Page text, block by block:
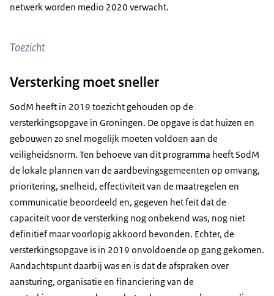
netwerk worden medio 2020 verwacht.
Toezicht
Versterking moet sneller
SodM heeft in 2019 toezicht gehouden op de
versterkingsopgave in Groningen. De opgave is dat huizen en
gebouwen zo snel mogelijk moeten voldoen aan de
veiligheidsnorm. Ten behoeve van dit programma heeft SodM
de lokale plannen van de aardbevingsgemeenten op omvang,
prioritering, snelheid, effectiviteit van de maatregelen en
communicatie beoordeeld en, gegeven het feit dat de
capaciteit voor de versterking nog onbekend was, nog niet
definitief maar voorlopig akkoord bevonden. Echter, de
versterkingsopgave is in 2019 onvoldoende op gang gekomen.
Aandachtspunt daarbij was en is dat de afspraken over
aansturing, organisatie en financiering van de